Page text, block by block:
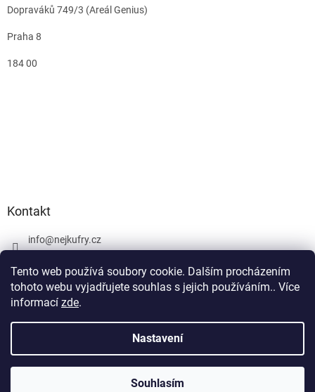
Tento web používá soubory cookie. Dalším procházením
tohoto webu vyjadřujete souhlas s jejich používáním.. Více
informací zde.
Nastavení
Souhlasím
Dopraváků 749/3 (Areál Genius)
Praha 8
184 00
Kontakt
info@nejkufry.cz
Facebook
Vytvořil Shoptet Premium
nejkufry.cz. Všechna práva vyhrazena.